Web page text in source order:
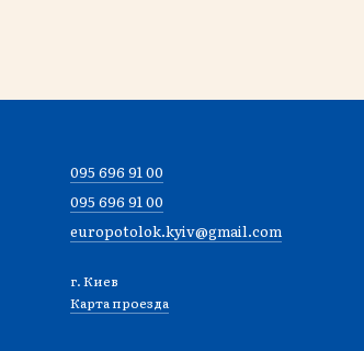
095 696 91 00
095 696 91 00
europotolok.kyiv@gmail.com
г. Киев
Карта проезда